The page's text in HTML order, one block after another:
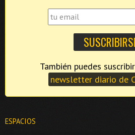
newsletter diario de
ESPACIOS